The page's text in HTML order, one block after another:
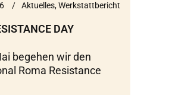
Aktuelles,Werkstattbericht
DAY
begehen wir den
Roma Resistance